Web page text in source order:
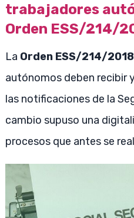
trabajadores
Orden ESS/214/
La Orden ESS/214/2018
autónomos deben recibir
las notificaciones de la
cambio supuso una
procesos que antes se